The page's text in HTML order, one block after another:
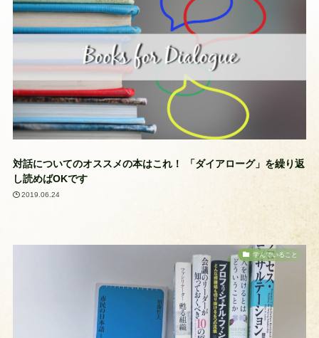
対話についてのオススメの本はこれ！ 「ダイアローグ」を繰り返
し読めばOKです
2019.06.24
学んでいること